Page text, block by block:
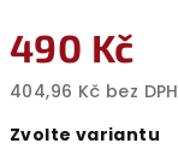
490 Kč
404,96 Kč bez DPH
cena:
Zvolte variantu